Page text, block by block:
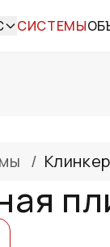
СИСТЕМЫ
/